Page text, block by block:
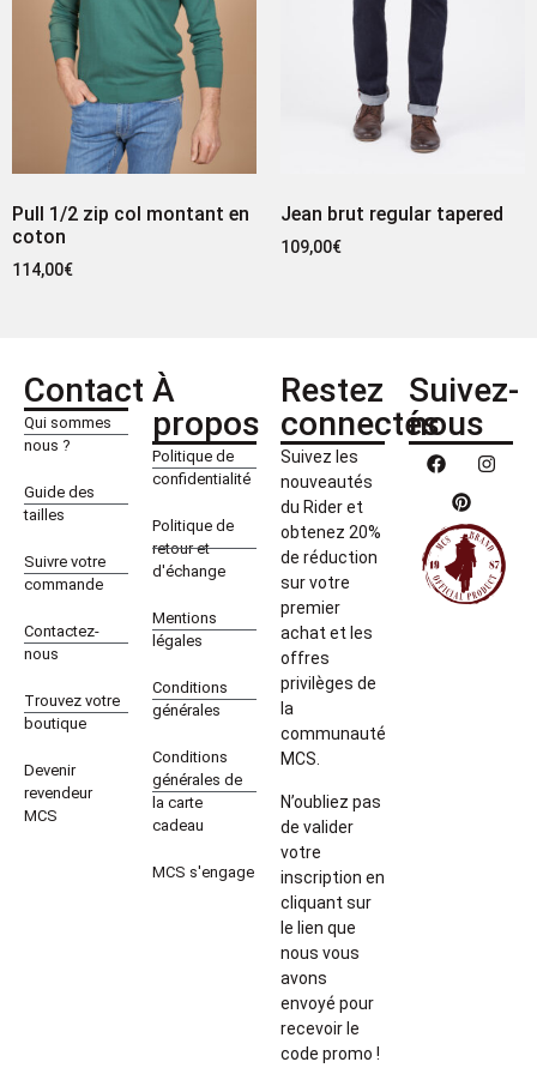
Pull 1/2 zip col montant en
coton
114,00€
Jean brut regular tapered
109,00€
Contact
Qui sommes
nous ?
Guide des
tailles
Suivre votre
commande
Contactez-
nous
Trouvez votre
boutique
Devenir
revendeur
MCS
À
propos
Politique de
confidentialité
Politique de
retour et
d'échange
Mentions
légales
Conditions
générales
Conditions
générales de
la carte
cadeau
MCS s'engage
Restez
connectés
Suivez les
nouveautés
du Rider et
obtenez 20%
de réduction
sur votre
premier
achat et les
offres
privilèges de
la
communauté
MCS.
N’oubliez pas
de valider
votre
inscription en
cliquant sur
le lien que
nous vous
avons
envoyé pour
recevoir le
code promo !
Suivez-
nous